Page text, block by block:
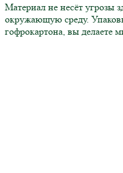
Материал не несёт угрозы
окружающую среду.
гофрокартона, вы делаете